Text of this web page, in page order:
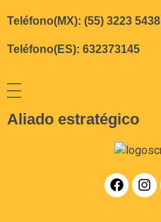
Teléfono(MX): (55) 3223 5438
Teléfono(ES): 632373145
Aliado estratégico